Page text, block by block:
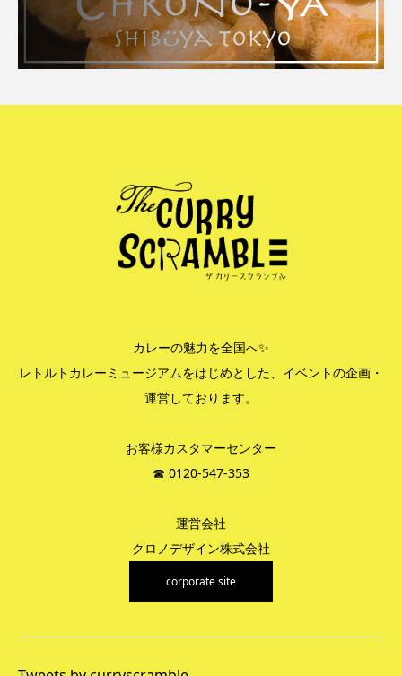
カレーの魅力を全国へ✨
レトルトカレーミュージアムをはじめとした、イベントの企画・
運営しております。
お客様カスタマーセンター
☎︎ 0120-547-353
運営会社
クロノデザイン株式会社
corporate site